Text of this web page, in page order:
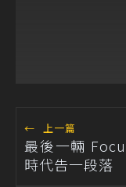
← 上一篇
最後一輛
時代告一段落